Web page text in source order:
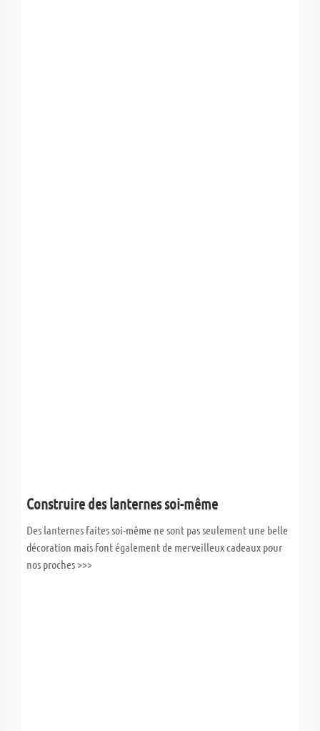
Construire des lanternes soi-même
Des lanternes faites soi-même ne sont pas seulement une belle
décoration mais font également de merveilleux cadeaux pour
nos proches >>>